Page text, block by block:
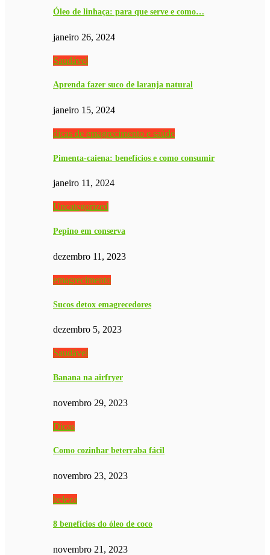
Óleo de linhaça: para que serve e como…
janeiro 26, 2024
Saudável
Aprenda fazer suco de laranja natural
janeiro 15, 2024
dicas de emagrecimento e saúde
Pimenta-caiena: benefícios e como consumir
janeiro 11, 2024
Uncategorized
Pepino em conserva
dezembro 11, 2023
emagrecimento
Sucos detox emagrecedores
dezembro 5, 2023
Saudável
Banana na airfryer
novembro 29, 2023
Dicas
Como cozinhar beterraba fácil
novembro 23, 2023
beleza
8 benefícios do óleo de coco
novembro 21, 2023